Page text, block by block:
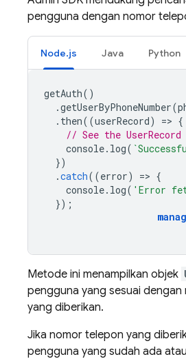
pengguna dengan nomor
Node.js Java Python
getAuth()
.getUserByPhoneNumber(
. then((userRecord) => {
// See the
console. log(
})
.catch((error) => {
console. log( 'Error
});
Metode ini menampilkan objek
pengguna yang sesuai
yang diberikan.
Jika nomor telepon yang
pengguna yang sudah ada